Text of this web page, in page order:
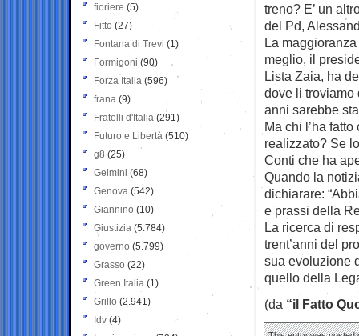
treno? E’ un
del Pd,
La
meglio, il
Lista Zaia, ha
dove li troviamo
anni sarebbe
Ma chi l’ha
realizzato? Se
Conti che ha
Quando la
dichiarare:
e prassi della
La ricerca di
trent’anni del
sua evoluzione
quello della
(da “il Fatto
fioriere (5)
Fitto (27)
Fontana di Trevi (1)
Formigoni (90)
Forza Italia (596)
frana (9)
Fratelli d'Italia (291)
Futuro e Libertà (510)
g8 (25)
Gelmini (68)
Genova (542)
Giannino (10)
Giustizia (5.784)
governo (5.799)
Grasso (22)
Green Italia (1)
Grillo (2.941)
Idv (4)